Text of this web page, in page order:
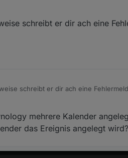
schreibt er dir ach eine
schreibt er dir ach eine
mehrere Kalender
das Ereignis angelegt wird?